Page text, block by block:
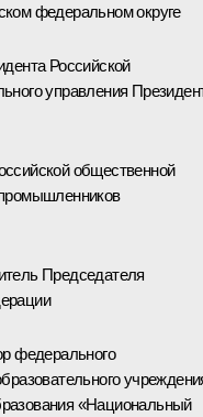
федеральном округе
Российской
управления
общественной
Председателя
федерального
«Национальный